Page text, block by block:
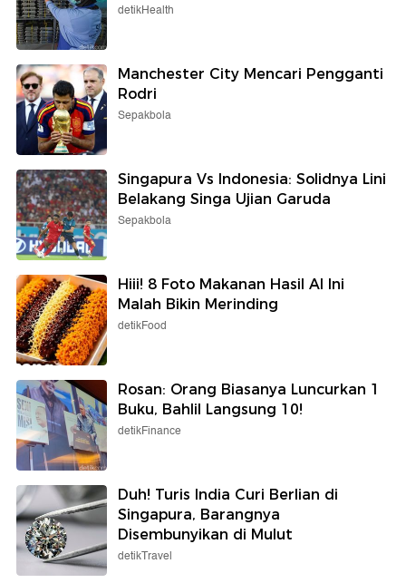
detikHealth
Manchester City Mencari Pengganti
Rodri
Sepakbola
Singapura Vs Indonesia: Solidnya Lini
Belakang Singa Ujian Garuda
Sepakbola
Hiii! 8 Foto Makanan Hasil AI Ini
Malah Bikin Merinding
detikFood
Rosan: Orang Biasanya Luncurkan 1
Buku, Bahlil Langsung 10!
detikFinance
Duh! Turis India Curi Berlian di
Singapura, Barangnya
Disembunyikan di Mulut
detikTravel